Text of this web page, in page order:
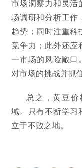
市场洞察力和灵活
场调研和分析工作
趋势；同时注重
竞争力；此外还应
一市场的风险敞口
对市场的挑战并抓
总之，黄豆
域。只有不断学习
立于不败之地。